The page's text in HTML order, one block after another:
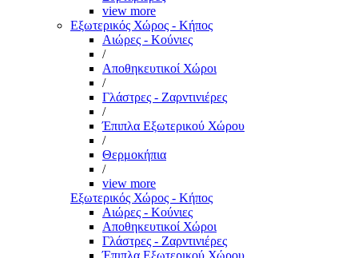
view more
Εξωτερικός Χώρος - Κήπος
Αιώρες - Κούνιες
/
Αποθηκευτικοί Χώροι
/
Γλάστρες - Ζαρντινιέρες
/
Έπιπλα Εξωτερικού Χώρου
/
Θερμοκήπια
/
view more
Εξωτερικός Χώρος - Κήπος
Αιώρες - Κούνιες
Αποθηκευτικοί Χώροι
Γλάστρες - Ζαρντινιέρες
Έπιπλα Εξωτερικού Χώρου